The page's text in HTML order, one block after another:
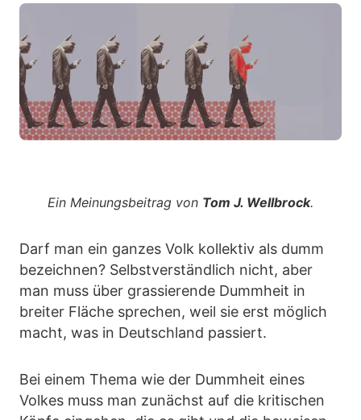
Ein Meinungsbeitrag von Tom J. Wellbrock.
Darf man ein ganzes Volk kollektiv als dumm
bezeichnen? Selbstverständlich nicht, aber
man muss über grassierende Dummheit in
breiter Fläche sprechen, weil sie erst möglich
macht, was in Deutschland passiert.
Bei einem Thema wie der Dummheit eines
Volkes muss man zunächst auf die kritischen